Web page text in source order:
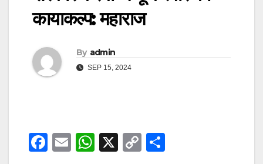
कायाकल्प: महाराज
By admin
SEP 15, 2024
F
E
W
X
C